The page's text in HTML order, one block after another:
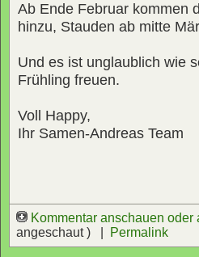
Ab Ende Februar kommen
hinzu, Stauden ab mitte
Und es ist unglaublich wie
Frühling freuen.
Voll Happy,
Ihr Samen-Andreas Team
Kommentar anschauen oder
angeschaut ) |
Permalink